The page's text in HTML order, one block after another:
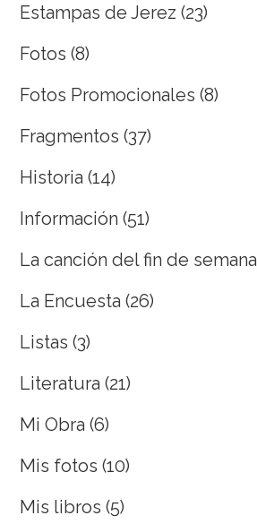
Estampas de Jerez (23)
Fotos (8)
Fotos Promocionales (8)
Fragmentos (37)
Historia (14)
Información (51)
La canción del fin de semana
La Encuesta (26)
Listas (3)
Literatura (21)
Mi Obra (6)
Mis fotos (10)
Mis libros (5)